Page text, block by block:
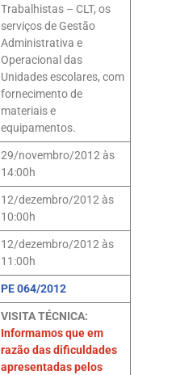
Trabalhistas – CLT, os
serviços de Gestão
Administrativa e
Operacional das
Unidades escolares, com
fornecimento de
materiais e
equipamentos.
29/novembro/2012 às
14:00h
12/dezembro/2012 às
10:00h
12/dezembro/2012 às
11:00h
PE 064/2012
VISITA TÉCNICA:
Informamos que em
razão das dificuldades
apresentadas pelos